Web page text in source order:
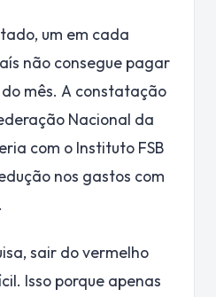
um em cada
não consegue pagar
mês. A constatação
Nacional da
com o Instituto FSB
nos gastos com
sair do vermelho
Isso porque apenas